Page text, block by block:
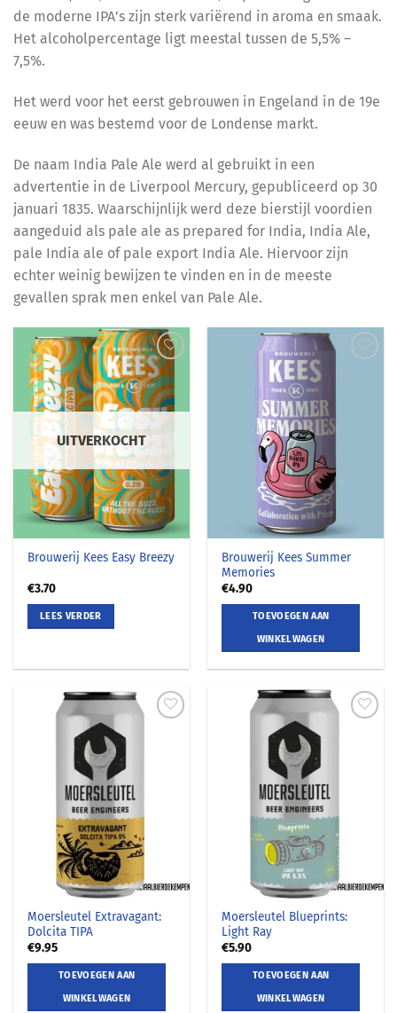
de moderne IPA’s zijn sterk variërend in aroma en smaak.
Het alcoholpercentage ligt meestal tussen de 5,5% –
7,5%.
Het werd voor het eerst gebrouwen in Engeland in de 19e
eeuw en was bestemd voor de Londense markt.
De naam India Pale Ale werd al gebruikt in een
advertentie in de Liverpool Mercury, gepubliceerd op 30
januari 1835. Waarschijnlijk werd deze bierstijl voordien
aangeduid als pale ale as prepared for India, India Ale,
pale India ale of pale export India Ale. Hiervoor zijn
echter weinig bewijzen te vinden en in de meeste
gevallen sprak men enkel van Pale Ale.
UITVERKOCHT
Brouwerij Kees Easy Breezy
€3.70
LEES VERDER
Brouwerij Kees Summer
Memories
€4.90
TOEVOEGEN AAN
WINKELWAGEN
Moersleutel Extravagant:
Dolcita TIPA
€9.95
TOEVOEGEN AAN
WINKELWAGEN
Moersleutel Blueprints:
Light Ray
€5.90
TOEVOEGEN AAN
WINKELWAGEN